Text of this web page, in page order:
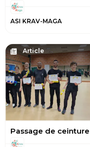
ASI KRAV-MAGA
Article
Passage de ceinture